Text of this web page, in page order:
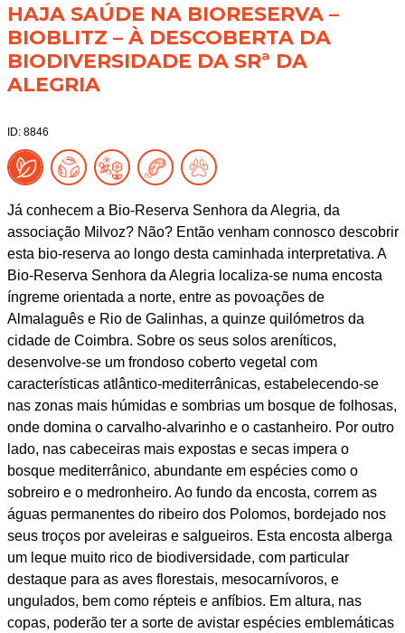
HAJA SAÚDE NA BIORESERVA –
BIOBLITZ – À DESCOBERTA DA
BIODIVERSIDADE DA SRª DA
ALEGRIA
ID: 8846
Já conhecem a Bio-Reserva Senhora da Alegria, da
associação Milvoz? Não? Então venham connosco descobrir
esta bio-reserva ao longo desta caminhada interpretativa. A
Bio-Reserva Senhora da Alegria localiza-se numa encosta
íngreme orientada a norte, entre as povoações de
Almalaguês e Rio de Galinhas, a quinze quilómetros da
cidade de Coimbra. Sobre os seus solos areníticos,
desenvolve-se um frondoso coberto vegetal com
características atlântico-mediterrânicas, estabelecendo-se
nas zonas mais húmidas e sombrias um bosque de folhosas,
onde domina o carvalho-alvarinho e o castanheiro. Por outro
lado, nas cabeceiras mais expostas e secas impera o
bosque mediterrânico, abundante em espécies como o
sobreiro e o medronheiro. Ao fundo da encosta, correm as
águas permanentes do ribeiro dos Polomos, bordejado nos
seus troços por aveleiras e salgueiros. Esta encosta alberga
um leque muito rico de biodiversidade, com particular
destaque para as aves florestais, mesocarnívoros, e
ungulados, bem como répteis e anfíbios. Em altura, nas
copas, poderão ter a sorte de avistar espécies emblemáticas